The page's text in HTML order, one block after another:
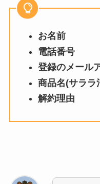
お名前
電話番号
登録のメール
商品名(サララ
解約理由